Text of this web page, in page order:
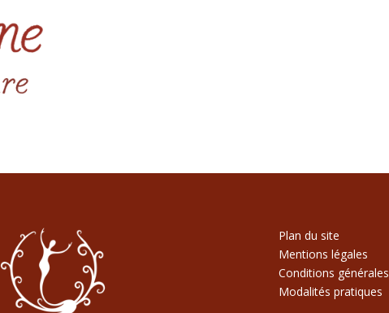
Plan du site
Mentions légales
Conditions générales
Modalités pratiques